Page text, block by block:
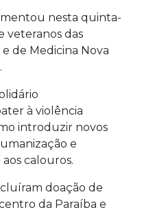
nesta quinta-
veteranos das
de Medicina Nova
à violência
introduzir novos
e
calouros.
doação de
da Paraíba e